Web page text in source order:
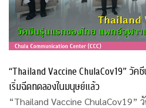
“Thailand Vaccine ChulaCov19” วั
เริ่มฉีดทดลองในมนุษย์แล้ว
“Thailand Vaccine